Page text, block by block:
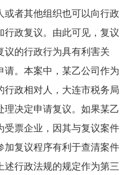
或者其他组织也可以向行政
行政复议。由此可见，复议
议的行政行为具有利害关
请。本案中，某乙公司作为
行政相对人，大连市税务局
理决定申请复议。如果某乙
受票企业，因其与复议案件
加复议程序有利于查清案件
述行政法规的规定作为第三